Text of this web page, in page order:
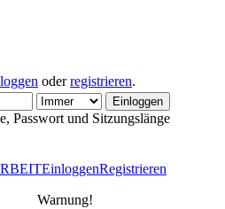
oderregistrieren.
Passwort und Sitzungslänge
EinloggenRegistrieren
Warnung!